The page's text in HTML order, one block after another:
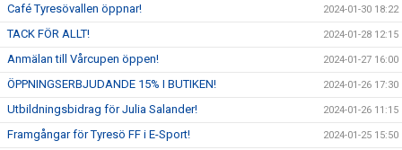
Café Tyresövallen öppnar! 2024-01-30 18:22
TACK FÖR ALLT! 2024-01-28 12:15
Anmälan till Vårcupen öppen! 2024-01-27 16:00
ÖPPNINGSERBJUDANDE 15% I BUTIKEN! 2024-01-26 17:30
Utbildningsbidrag för Julia Salander! 2024-01-26 11:15
Framgångar för Tyresö FF i E-Sport! 2024-01-25 15:50